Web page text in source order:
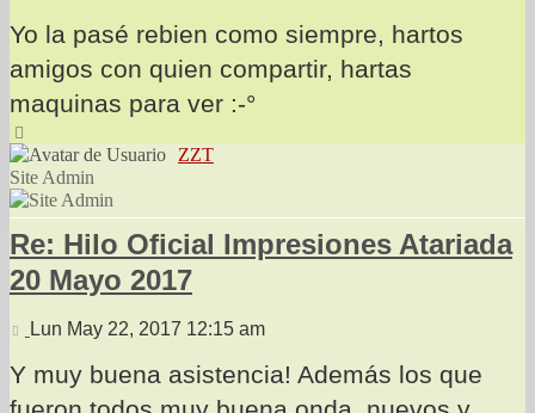
Yo la pasé rebien como siempre, hartos
amigos con quien compartir, hartas
maquinas para ver :-°
ZZT
Site Admin
Re: Hilo Oficial Impresiones Atariada
20 Mayo 2017
Mensaje
Lun May 22, 2017 12:15 am
Y muy buena asistencia! Además los que